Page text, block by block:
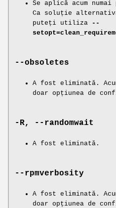
Se aplică acum numai
Ca soluție
puteți utiliza
--
--obsoletes
A fost eliminată.
doar opțiunea de
-R, --randomwait
A fost eliminată.
--rpmverbosity
A fost eliminată.
doar opțiunea de